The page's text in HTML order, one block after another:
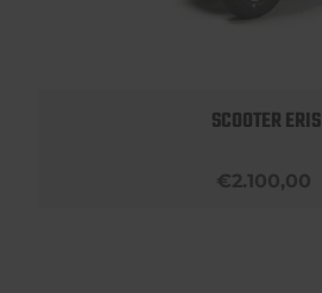
SCOOTER ERIS
€2.100,00